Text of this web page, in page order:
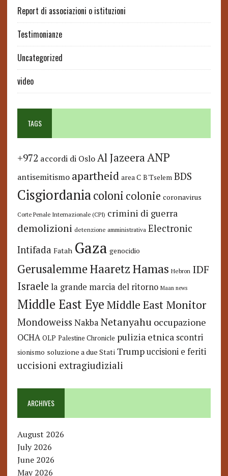
Report di associazioni o istituzioni
Testimonianze
Uncategorized
video
TAGS
+972 accordi di Oslo Al JazeeraANP
antisemitismo apartheid area C B'Tselem BDS
Cisgiordaniacoloni colonie coronavirus
Corte Penale Internazionale (CPI) crimini di guerra
demolizioni detenzione amministrativa Electronic
Intifada Fatah Gaza genocidio
GerusalemmeHaaretzHamas Hebron IDF
Israele la grande marcia del ritorno Maan news
Middle East Eye Middle East Monitor
Mondoweiss Nakba Netanyahu occupazione
OCHA OLP Palestine Chronicle pulizia etnica scontri
sionismo soluzione a due Stati Trump uccisioni e feriti
uccisioni extragiudiziali
ARCHIVES
August 2026
July 2026
June 2026
May 2026